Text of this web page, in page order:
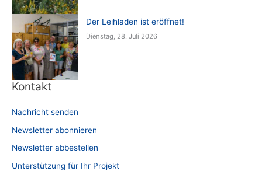
Der Leihladen ist eröffnet!
Dienstag, 28. Juli 2026
Kontakt
Nachricht senden
Newsletter abonnieren
Newsletter abbestellen
Unterstützung für Ihr Projekt